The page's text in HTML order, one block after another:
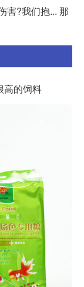
害?我们抱... 那
高的饲料